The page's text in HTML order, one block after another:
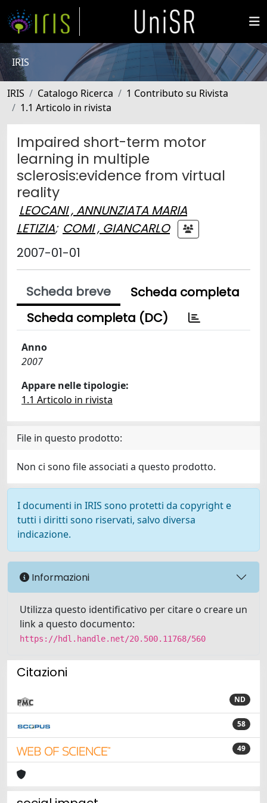
IRIS
IRIS Catalogo Ricerca
1 Contributo su Rivista
1.1 Articolo in rivista
Impaired short-term motor
learning in multiple
sclerosis:evidence from virtual
reality
LEOCANI , ANNUNZIATA MARIA
LETIZIA; COMI , GIANCARLO
2007-01-01
Scheda breve
Scheda completa
Scheda completa (DC)
Anno
2007
Appare nelle tipologie:
1.1 Articolo in rivista
File in questo prodotto:
Non ci sono file associati a questo prodotto.
I documenti in IRIS sono protetti da copyright e
tutti i diritti sono riservati, salvo diversa
indicazione.
Informazioni
Utilizza questo identificativo per citare o creare un
link a questo documento:
https://hdl.handle.net/20.500.11768/560
Citazioni
ND
58
49